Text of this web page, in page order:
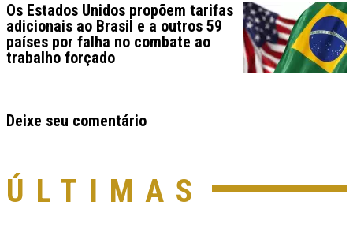
Os Estados Unidos propõem tarifas
adicionais ao Brasil e a outros 59
países por falha no combate ao
trabalho forçado
Deixe seu comentário
ÚLTIMAS